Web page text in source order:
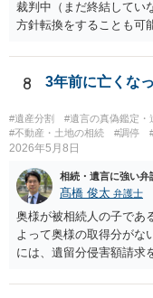
裁判中（まだ終結してい
方針転換をすることも可
8 3年前に亡くな
#遺産分割 #遺言の真偽鑑定・
#不動産・土地の相続
#調停
2026年5月8日
相続・遺言に強い弁
髙橋 俊太 弁護士
奥様が被相続人の子であ
よって奥様の取得分がな
には、遺留分侵害額請求
記の義務化に関する説明